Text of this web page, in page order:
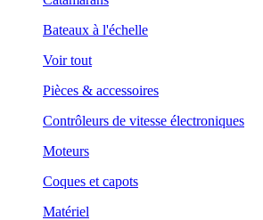
Bateaux à l'échelle
Voir tout
Pièces & accessoires
Contrôleurs de vitesse électroniques
Moteurs
Coques et capots
Matériel